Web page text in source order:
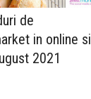
de
in online si
2021